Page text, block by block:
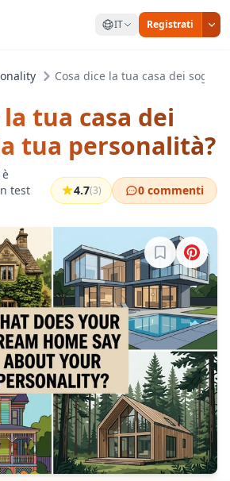
IT Registrati
Cosa dice la tua casa dei sogni
tua casa dei
tua personalità?
test
4.7(3) 0 commenti
Accedi per